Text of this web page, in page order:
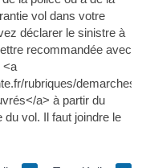
vol dans votre
déclarer le sinistre à
recommandée avec
<a
rubriques/demarches-
a> à partir du
vol. Il faut joindre le